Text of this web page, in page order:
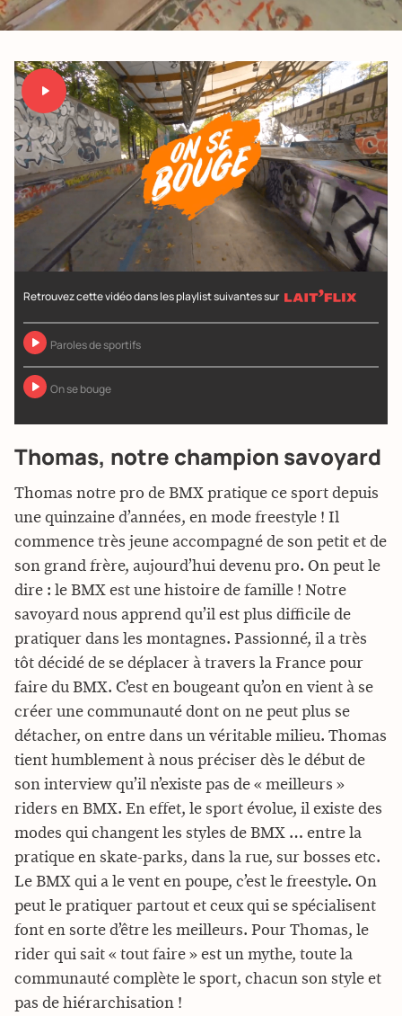
Retrouvez cette vidéo dans les playlist suivantes sur
Paroles de sportifs
On se bouge
Thomas, notre champion savoyard
Thomas notre pro de BMX pratique ce sport depuis
une quinzaine d’années, en mode freestyle ! Il
commence très jeune accompagné de son petit et de
son grand frère, aujourd’hui devenu pro. On peut le
dire : le BMX est une histoire de famille ! Notre
savoyard nous apprend qu’il est plus difficile de
pratiquer dans les montagnes. Passionné, il a très
tôt décidé de se déplacer à travers la France pour
faire du BMX. C’est en bougeant qu’on en vient à se
créer une communauté dont on ne peut plus se
détacher, on entre dans un véritable milieu. Thomas
tient humblement à nous préciser dès le début de
son interview qu’il n’existe pas de « meilleurs »
riders en BMX. En effet, le sport évolue, il existe des
modes qui changent les styles de BMX … entre la
pratique en skate-parks, dans la rue, sur bosses etc.
Le BMX qui a le vent en poupe, c’est le freestyle. On
peut le pratiquer partout et ceux qui se spécialisent
font en sorte d’être les meilleurs. Pour Thomas, le
rider qui sait « tout faire » est un mythe, toute la
communauté complète le sport, chacun son style et
pas de hiérarchisation !